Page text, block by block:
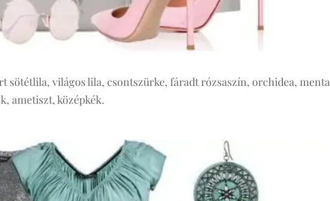
sötétlila, világos lila, csontszürke, fáradt rózsaszín, orchidea, menta
ametiszt, középkék.